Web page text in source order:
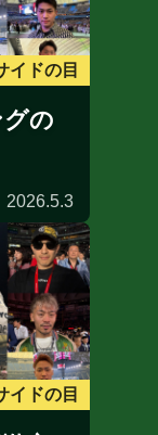
イドの目
グの
2026.5.3
イドの目